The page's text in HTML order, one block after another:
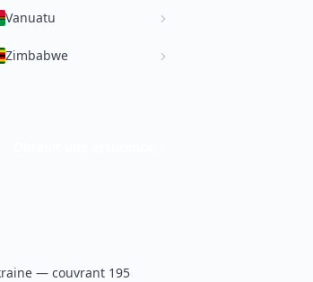
Vanuatu
Zimbabwe
— couvrant 195